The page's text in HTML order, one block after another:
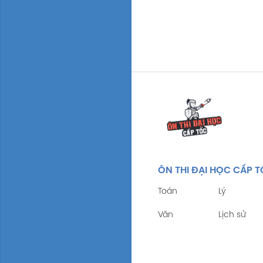
ÔN THI ĐẠI HỌC CẤP
Toán Lý
Văn Lịch sử